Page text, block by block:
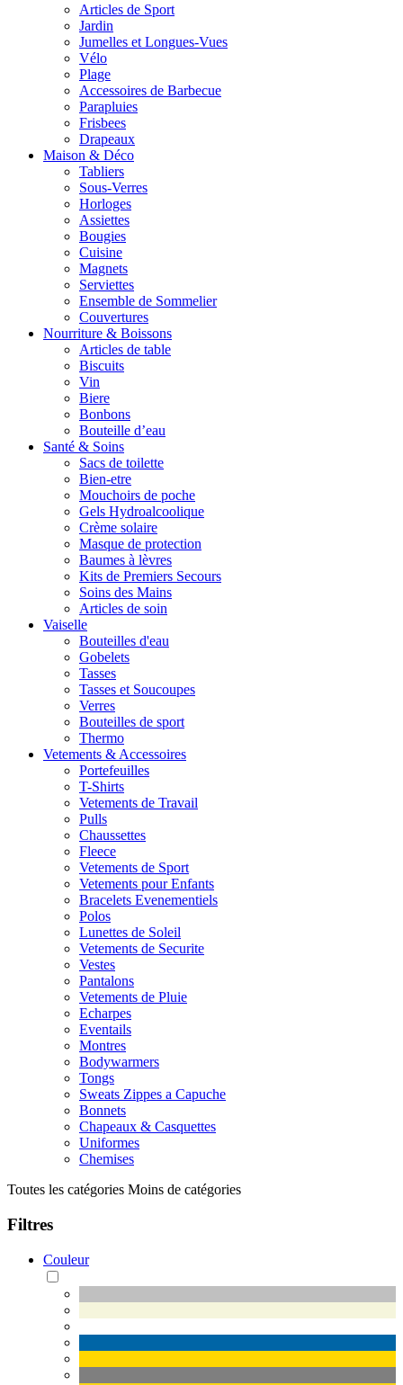
Articles de Sport
Jardin
Jumelles et Longues-Vues
Vélo
Plage
Accessoires de Barbecue
Parapluies
Frisbees
Drapeaux
Maison & Déco
Tabliers
Sous-Verres
Horloges
Assiettes
Bougies
Cuisine
Magnets
Serviettes
Ensemble de Sommelier
Couvertures
Nourriture & Boissons
Articles de table
Biscuits
Vin
Biere
Bonbons
Bouteille d’eau
Santé & Soins
Sacs de toilette
Bien-etre
Mouchoirs de poche
Gels Hydroalcoolique
Crème solaire
Masque de protection
Baumes à lèvres
Kits de Premiers Secours
Soins des Mains
Articles de soin
Vaiselle
Bouteilles d'eau
Gobelets
Tasses
Tasses et Soucoupes
Verres
Bouteilles de sport
Thermo
Vetements & Accessoires
Portefeuilles
T-Shirts
Vetements de Travail
Pulls
Chaussettes
Fleece
Vetements de Sport
Vetements pour Enfants
Bracelets Evenementiels
Polos
Lunettes de Soleil
Vetements de Securite
Vestes
Pantalons
Vetements de Pluie
Echarpes
Eventails
Montres
Bodywarmers
Tongs
Sweats Zippes a Capuche
Bonnets
Chapeaux & Casquettes
Uniformes
Chemises
Toutes les catégories Moins de catégories
Filtres
Couleur